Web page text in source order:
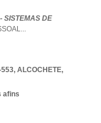
SISTEMAS DE
...
553, ALCOCHETE,
afins